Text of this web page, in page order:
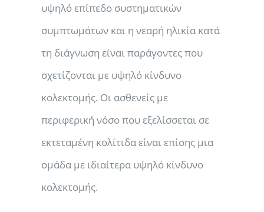
υψηλό επίπεδο συστηματικών
συμπτωμάτων και η νεαρή ηλικία κατά
τη διάγνωση είναι παράγοντες που
σχετίζονται με υψηλό κίνδυνο
κολεκτομής. Οι ασθενείς με
περιφερική νόσο που εξελίσσεται σε
εκτεταμένη κολίτιδα είναι επίσης μια
ομάδα με ιδιαίτερα υψηλό κίνδυνο
κολεκτομής.